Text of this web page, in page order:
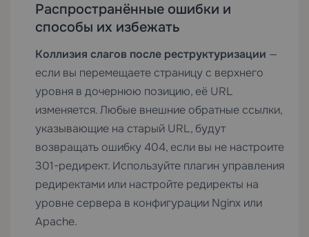
Распространённые ошибки и
способы их избежать
Коллизия слагов после реструктуризации —
если вы перемещаете страницу с верхнего
уровня в дочернюю позицию, её URL
изменяется. Любые внешние обратные ссылки,
указывающие на старый URL, будут
возвращать ошибку 404, если вы не настроите
301-редирект. Используйте плагин управления
редиректами или настройте редиректы на
уровне сервера в конфигурации Nginx или
Apache.